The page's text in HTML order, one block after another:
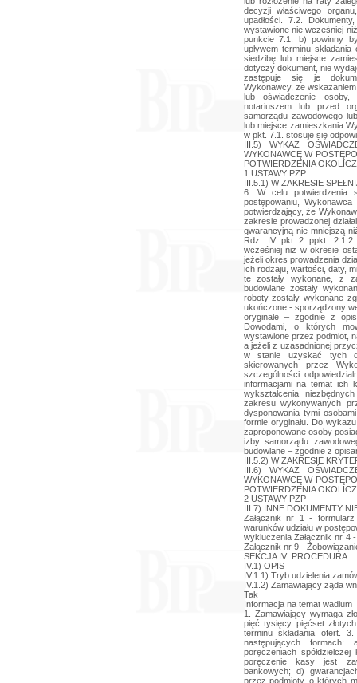
decyzji właściwego
upadłości. 7.2.
wystawione nie wcześniej
punkcie 7.1. b) powinny
upływem terminu
siedzibę lub miejsce
dotyczy dokument, nie
zastępuje się je
Wykonawcy, ze
lub oświadczenie
notariuszem lub przed
samorządu zawodowego
lub miejsce zamieszkania
w pkt. 7.1. stosuje się
III.5) WYKAZ
WYKONAWCĘ W
POTWIERDZENIA
1 USTAWY PZP
III.5.1) W ZAKRESIE
6. W celu potwierdzenia
postępowaniu,
potwierdzający, że
zakresie prowadzonej
gwarancyjną nie mniejszą
Rdz. IV pkt 2 ppkt. 2.1.2
wcześniej niż w okresie
jeżeli okres prowadzenia
ich rodzaju, wartości, daty,
te zostały wykonane, z
budowlane zostały
roboty zostały wykonane
ukończone - sporządzony
oryginale – zgodnie z
Dowodami, o których
wystawione przez podmiot,
a jeżeli z uzasadnionej
w stanie uzyskać tych
skierowanych przez
szczególności
informacjami na temat ich
wykształcenia
zakresu wykonywanych
dysponowania tymi
formie oryginału. Do
zaproponowane osoby
izby samorządu
budowlane – zgodnie z
III.5.2) W ZAKRESIE
III.6) WYKAZ
WYKONAWCĘ W
POTWIERDZENIA
2 USTAWY PZP
III.7) INNE DOKUMENTY
Załącznik nr 1 -
warunków udziału w
wykluczenia Załącznik nr 4
Załącznik nr 9 -
SEKCJA IV: PROCEDURA
IV.1) OPIS
IV.1.1) Tryb udzielenia
IV.1.2) Zamawiający żąda
Tak
Informacja na temat wadium
1. Zamawiający wymaga
pięć tysięcy pięćset
terminu składania ofert.
następujących
poręczeniach
poręczenie kasy jest
bankowych; d)
przez podmioty, o których